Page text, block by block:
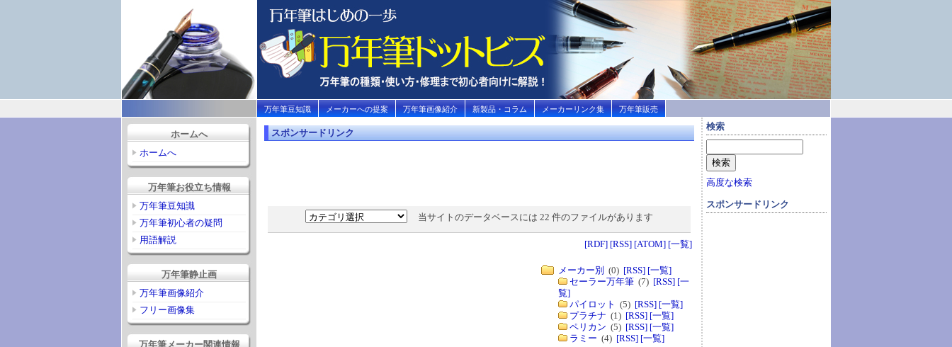
万年筆豆知識 メーカーへの提案 万年筆画像紹介 新製品・コラム メーカーリンク集 万年筆販売
ホームへ
ホームへ
万年筆お役立ち情報
万年筆豆知識
万年筆初心者の疑問
用語解説
万年筆静止画
万年筆画像紹介
フリー画像集
万年筆メーカー関連情報
スポンサードリンク
当サイトのデータベースには 22 件のファイルがあります
[RDF] [RSS] [ATOM] [一覧]
メーカー別 (0) [RSS] [一覧]
セーラー万年筆 (7) [RSS] [一
覧]
パイロット (5) [RSS] [一覧]
プラチナ (1) [RSS] [一覧]
ペリカン (5) [RSS] [一覧]
ラミー (4) [RSS] [一覧]
検索
高度な検索
スポンサードリンク